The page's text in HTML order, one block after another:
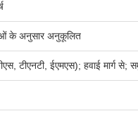
के अनुसार अनुकूलित
टीएनटी, ईएमएस); हवाई मार्ग से;